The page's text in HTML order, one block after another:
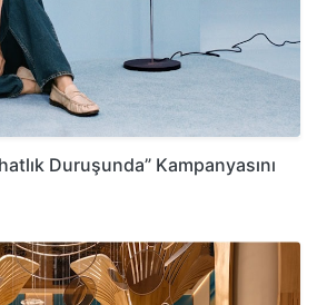
Duruşunda” Kampanyasını